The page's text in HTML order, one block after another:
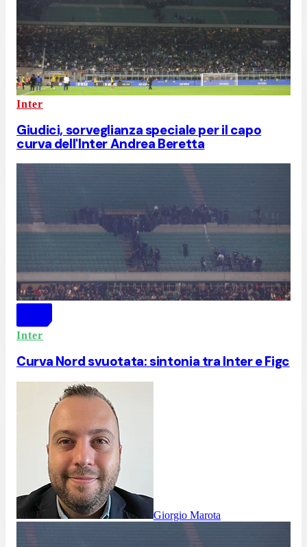
Inter
Giudici, sorveglianza speciale per il capo
curva dell'Inter Andrea Beretta
Inter
Curva Nord svuotata: sintonia tra Inter e Figc
Giorgio Marota